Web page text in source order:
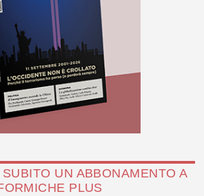
UN ABBONAMENTO A
PLUS